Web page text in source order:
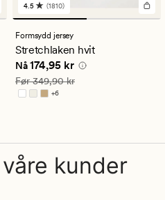
1810
anmeldelser
med
en
gjennomsnittlig
vurdering
på
4.5
4.5 (1810)
Formsydd jersey
Stretchlaken hvit
Nåværende pris
Nå174,95 kr
Vanlig pris 349,90 kr
Før349,90 kr
+6
Tilgjengelig i flere farger
kunder